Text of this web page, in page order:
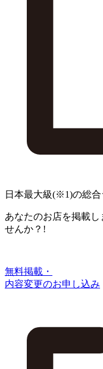
日本最大級(※1)の総合
あなたのお店を掲載し
せんか？!
無料掲載・
内容変更のお申し込み